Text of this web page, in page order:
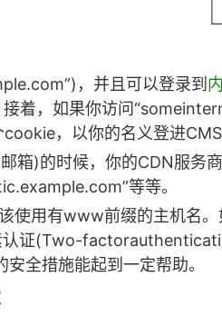
，并且可以登录到
着，如果你访问
，以你的名义登进CMS
箱)的时候，你的CDN服务
等等。
使用有www前缀的主机名
认证(Two-
全措施能起到一定帮助。